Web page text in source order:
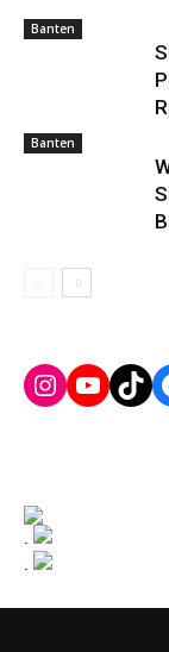
Banten
Banten
Instagram